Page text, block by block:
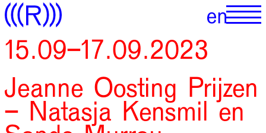
15.09–17.09.2023
Jeanne Oosting Prijzen
– Natasja Kensmil en